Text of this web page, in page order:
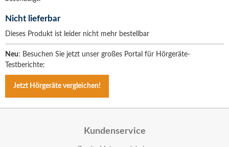
Nicht lieferbar
Dieses Produkt ist leider nicht mehr bestellbar
Neu: Besuchen Sie jetzt unser großes Portal für Hörgeräte-
Testberichte:
Jetzt Hörgeräte vergleichen!
Kundenservice